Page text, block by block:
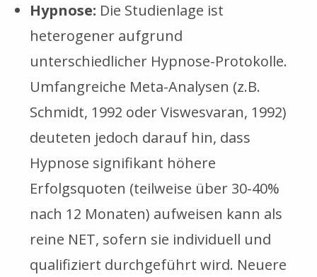
Hypnose: Die Studienlage ist
heterogener aufgrund
unterschiedlicher Hypnose-Protokolle.
Umfangreiche Meta-Analysen (z.B.
Schmidt, 1992 oder Viswesvaran, 1992)
deuteten jedoch darauf hin, dass
Hypnose signifikant höhere
Erfolgsquoten (teilweise über 30-40%
nach 12 Monaten) aufweisen kann als
reine NET, sofern sie individuell und
qualifiziert durchgeführt wird. Neuere